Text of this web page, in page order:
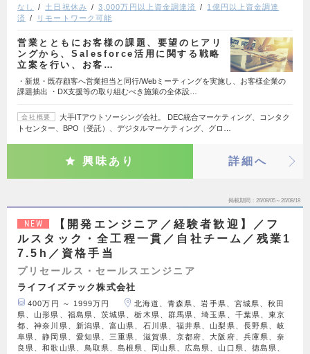
なし 土日祝休み 3,000万円以上資金調達済
1億円以上資金調達
済
リモートワーク可能
営業とともにお客様の課題、要望のヒアリ
ングから、Salesforce活用に関する戦略
立案を行い、お客…
・新規・既存顧客へ営業担当と同行/Webミーティングを実施し、お客様企業の
課題抽出 ・DX支援等の取り組むべき施策の全体設…
会社概要
大手ITアウトソーシング会社。 DEC統合マーケティング、コンタク
トセンター、BPO（受託）、デジタルマーケティング、グロ…
興味あり 詳細へ
掲載期間 26/08/05～26/08/18
NEW
【開発エンジニア／経験者歓迎】／フ
ルスタック・全工程一貫／自社チーム／残業1
7.5h／資格手当
プリセールス・セールスエンジニア
ライフイズテック株式会社
400万円 ～ 1999万円
北海道、青森県、岩手県、宮城県、秋田
県、山形県、福島県、茨城県、栃木県、群馬県、埼玉県、千葉県、東京
都、神奈川県、新潟県、富山県、石川県、福井県、山梨県、長野県、岐
阜県、静岡県、愛知県、三重県、滋賀県、京都府、大阪府、兵庫県、奈
良県、和歌山県、鳥取県、島根県、岡山県、広島県、山口県、徳島県、